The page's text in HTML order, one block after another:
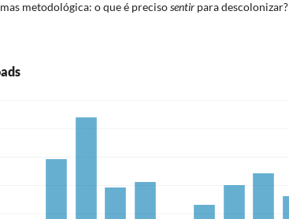
metodológica: o que é precisosentir para descolonizar?